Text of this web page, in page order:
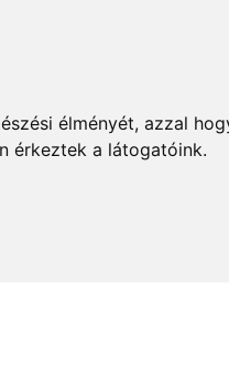
élményét, azzal
érkeztek a látogatóink.